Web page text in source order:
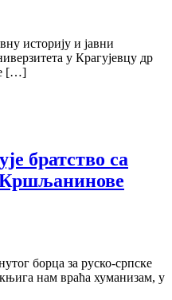
историју и јавни
у Крагујевцу др
[…]
братство са
Кршљанинове
борца за руско-српске
нам враћа хуманизам, у